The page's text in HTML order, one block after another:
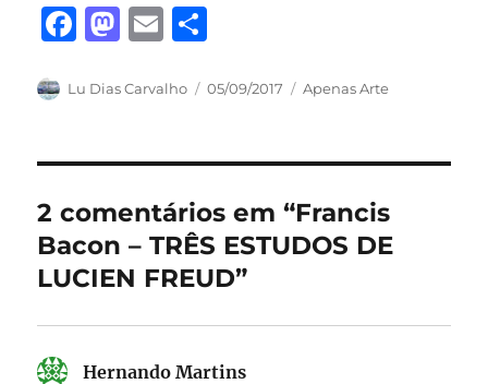
F
c
b
o
o
k
M
st
d
o
n
E
ai a
Autor
Lu Dias Carvalho
Publicado
05/09/2017 Categorias
Apenas Arte
2 comentários em “Francis
Bacon – TRÊS ESTUDOS DE
LUCIEN FREUD”
Hernando Martins